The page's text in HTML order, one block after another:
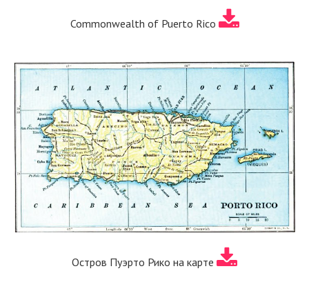
Commonwealth of Puerto Rico
Остров Пуэрто Рико на карте